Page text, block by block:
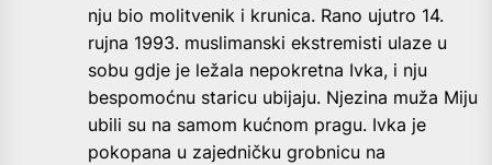
nju bio molitvenik i krunica. Rano ujutro 14.
rujna 1993. muslimanski ekstremisti ulaze u
sobu gdje je ležala nepokretna Ivka, i nju
bespomoćnu staricu ubijaju. Njezina muža Miju
ubili su na samom kućnom pragu. Ivka je
pokopana u zajedničku grobnicu na